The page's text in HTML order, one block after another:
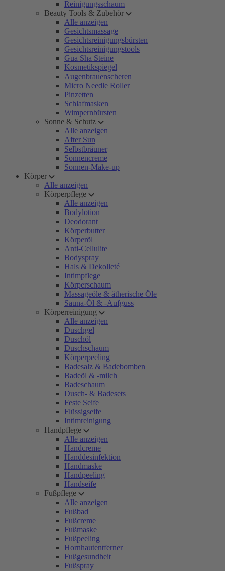
Reinigungsschaum
Beauty Tools & Zubehör
Alle anzeigen
Gesichtsmassage
Gesichtsreinigungsbürsten
Gesichtsreinigungstools
Gua Sha Steine
Kosmetikspiegel
Augenbrauenscheren
Micro Needle Roller
Pinzetten
Schlafmasken
Wimpernbürsten
Sonne & Schutz
Alle anzeigen
After Sun
Selbstbräuner
Sonnencreme
Sonnen-Make-up
Körper
Alle anzeigen
Körperpflege
Alle anzeigen
Bodylotion
Deodorant
Körperbutter
Körperöl
Anti-Cellulite
Bodyspray
Hals & Dekolleté
Intimpflege
Körperschaum
Massageöle & ätherische Öle
Sauna-Öl & -Aufguss
Körperreinigung
Alle anzeigen
Duschgel
Duschöl
Duschschaum
Körperpeeling
Badesalz & Badebomben
Badeöl & -milch
Badeschaum
Dusch- & Badesets
Feste Seife
Flüssigseife
Intimreinigung
Handpflege
Alle anzeigen
Handcreme
Handdesinfektion
Handmaske
Handpeeling
Handseife
Fußpflege
Alle anzeigen
Fußbad
Fußcreme
Fußmaske
Fußpeeling
Hornhautentferner
Fußgesundheit
Fußspray